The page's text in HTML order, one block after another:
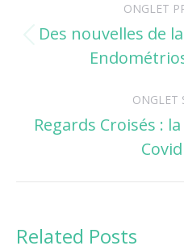
de
commentaire
ONGLET
Des nouvelles de
ONGLET
Regards Croisés :
Related Posts